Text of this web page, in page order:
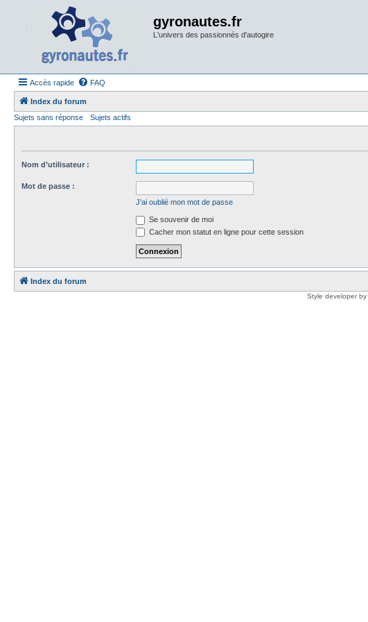
gyronautes.fr
L'univers des passionnés d'autogire
Accès rapide FAQ
Index du forum
Sujets sans réponse
Sujets actifs
Nom d’utilisateur :
Mot de passe :
J’ai oublié mon mot de passe
Se souvenir de moi
Cacher mon statut en ligne pour cette session
Index du forum
Style developer by